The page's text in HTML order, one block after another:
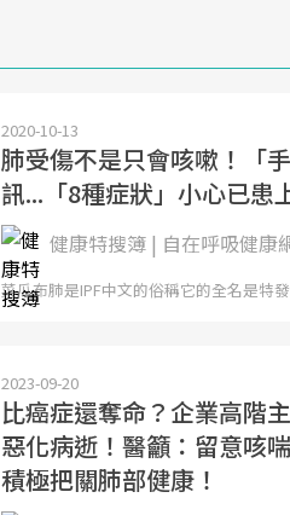
2020-10-13
肺受傷不是只會咳嗽！「
訊...「8種症狀」小心已患
健康特搜簿 | 自在呼吸健康
菜瓜布肺是IPF中文的俗稱它的全名是特
2023-09-20
比癌症還奪命？企業高階
惡化病逝！醫籲：留意咳
積極把關肺部健康！